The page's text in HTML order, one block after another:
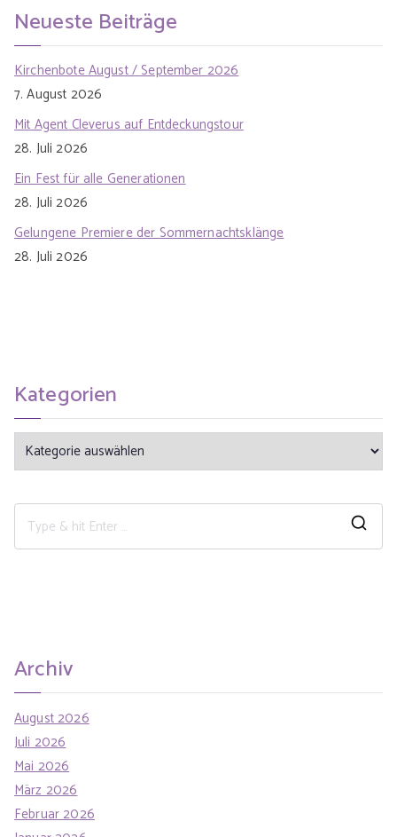
Neueste Beiträge
Kirchenbote August / September 2026
7. August 2026
Mit Agent Cleverus auf Entdeckungstour
28. Juli 2026
Ein Fest für alle Generationen
28. Juli 2026
Gelungene Premiere der Sommernachtsklänge
28. Juli 2026
Kategorien
Archiv
August 2026
Juli 2026
Mai 2026
März 2026
Februar 2026